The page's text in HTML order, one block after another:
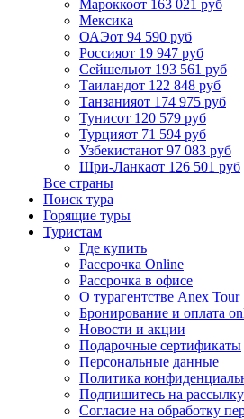
Мароккоот 163 021 руб
Мексика
ОАЭот 94 590 руб
Россияот 19 947 руб
Сейшелыот 193 561 руб
Таиландот 122 848 руб
Танзанияот 174 975 руб
Тунисот 120 579 руб
Турцияот 71 594 руб
Узбекистанот 97 083 руб
Шри-Ланкаот 126 501 руб
Все страны
Поиск тура
Горящие туры
Туристам
Где купить
Рассрочка Online
Рассрочка в офисе
О турагентстве Anex Tour
Бронирование и оплата
Новости и акции
Подарочные сертификаты
Персональные данные
Политика
Подпишитесь на рассылку
Согласие на обработку